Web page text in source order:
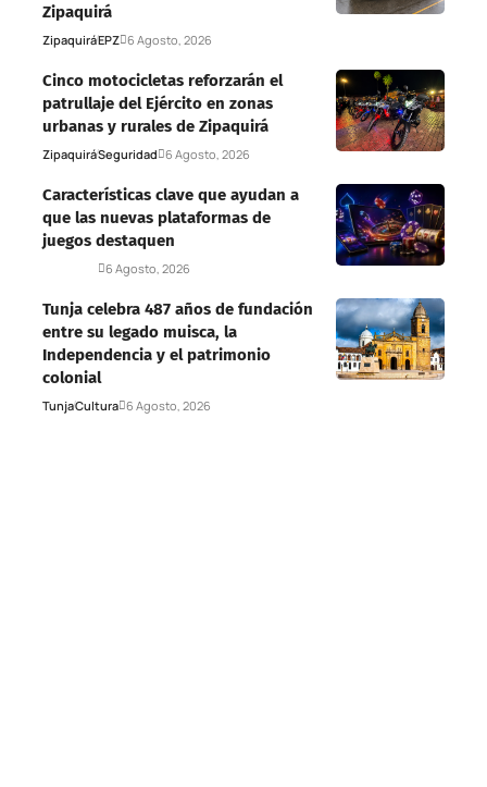
Zipaquirá
ZipaquiráEPZ 6 Agosto, 2026
Cinco motocicletas reforzarán el
patrullaje del Ejército en zonas
urbanas y rurales de Zipaquirá
ZipaquiráSeguridad 6 Agosto, 2026
Características clave que ayudan a
que las nuevas plataformas de
juegos destaquen
6 Agosto, 2026
Tunja celebra 487 años de fundación
entre su legado muisca, la
Independencia y el patrimonio
colonial
TunjaCultura 6 Agosto, 2026